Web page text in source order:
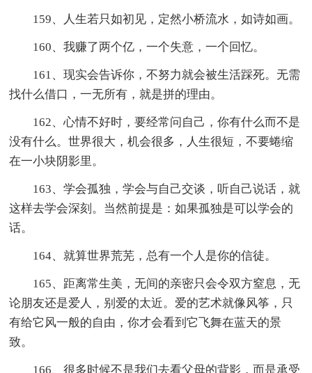
159、人生若只如初见，定然小桥流水，如诗如画。
160、我赚了两个亿，一个失意，一个回忆。
161、现实会告诉你，不努力就会被生活踩死。无需
找什么借口，一无所有，就是拼的理由。
162、心情不好时，要经常问自己，你有什么而不是
没有什么。世界很大，机会很多，人生很短，不要蜷缩
在一小块阴影里。
163、学会孤独，学会与自己交谈，听自己说话，就
这样去学会深刻。当然前提是：如果孤独是可以学会的
话。
164、就算世界荒芜，总有一个人是你的信徒。
165、距离常生美，无间的亲密只会令双方窒息，无
论朋友还是爱人，别爱的太近。爱的艺术就像风筝，只
有给它风一般的自由，你才会看到它飞舞在蓝天的景
致。
166、很多时候不是我们去看父母的背影，而是承受